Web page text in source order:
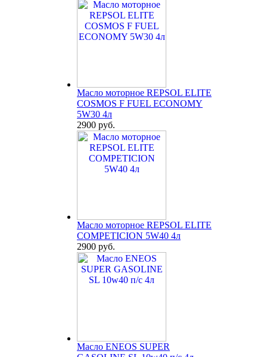
Масло моторное REPSOL ELITE
COSMOS F FUEL ECONOMY
5W30 4л
2900 руб.
Масло моторное REPSOL ELITE
COMPETICION 5W40 4л
2900 руб.
Масло ENEOS SUPER